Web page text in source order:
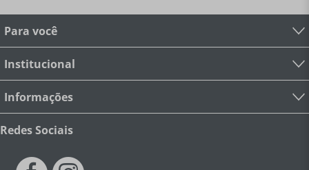
Para você
Institucional
Informações
Redes Sociais